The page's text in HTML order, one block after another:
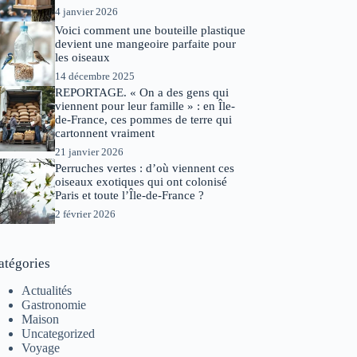
4 janvier 2026
Voici comment une bouteille plastique
devient une mangeoire parfaite pour
les oiseaux
14 décembre 2025
REPORTAGE. « On a des gens qui
viennent pour leur famille » : en Île-
de-France, ces pommes de terre qui
cartonnent vraiment
21 janvier 2026
Perruches vertes : d’où viennent ces
oiseaux exotiques qui ont colonisé
Paris et toute l’Île-de-France ?
2 février 2026
Actualités
Gastronomie
Maison
Uncategorized
Voyage